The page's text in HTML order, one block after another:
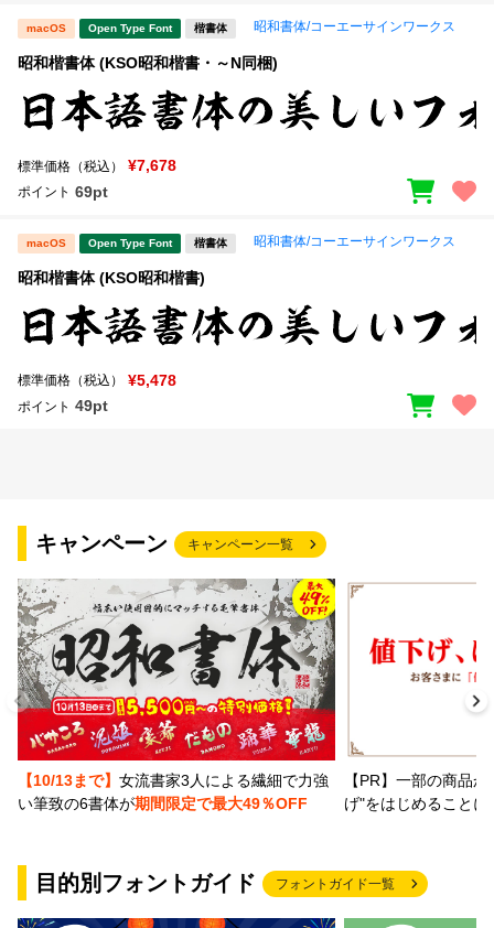
macOS Open Type Font 楷書体 昭和書体/コーエーサインワークス
昭和楷書体 (KSO昭和楷書・～N同梱)
標準価格（税込） ¥7,678
ポイント 69pt
macOS Open Type Font 楷書体 昭和書体/コーエーサインワークス
昭和楷書体 (KSO昭和楷書)
標準価格（税込） ¥5,478
ポイント 49pt
キャンペーン キャンペーン一覧
【10/13まで】 女流書家3人による繊細で力強
い筆致の6書体が期間限定で最大49％OFF
【PR】一部の商品
げ"をはじめること
目的別フォントガイド フォントガイド一覧